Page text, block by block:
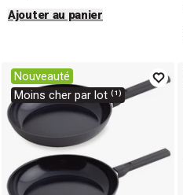
Ajouter au panier
Nouveauté
Moins cher par lot ⁽¹⁾